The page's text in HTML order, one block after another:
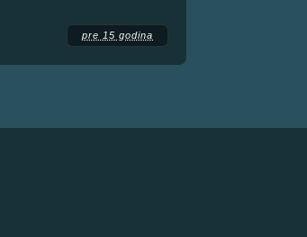
pre 15 godina